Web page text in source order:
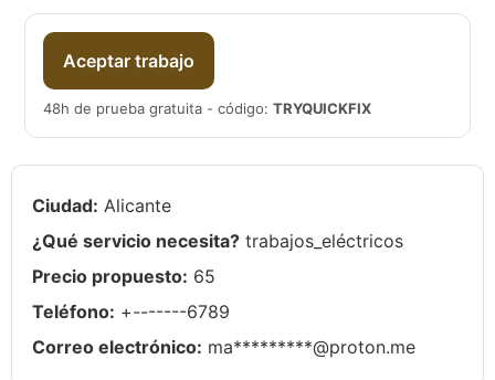
Aceptar trabajo
48h de prueba gratuita - código: TRYQUICKFIX
Ciudad: Alicante
¿Qué servicio necesita? trabajos_eléctricos
Precio propuesto: 65
Teléfono: +-------6789
Correo electrónico: ma*********@proton.me